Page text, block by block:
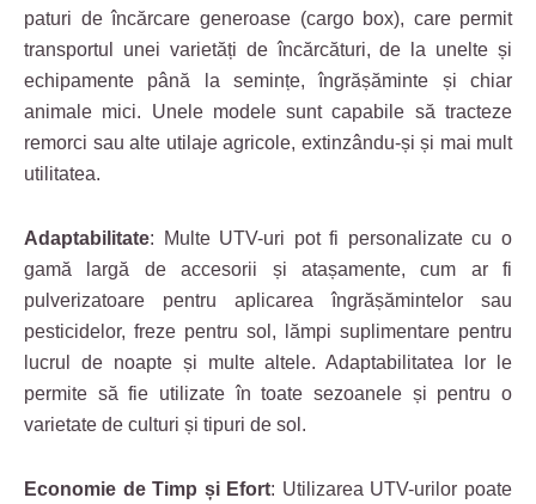
paturi de încărcare generoase (cargo box), care permit
transportul unei varietăți de încărcături, de la unelte și
echipamente până la semințe, îngrășăminte și chiar
animale mici. Unele modele sunt capabile să tracteze
remorci sau alte utilaje agricole, extinzându-și și mai mult
utilitatea.
Adaptabilitate: Multe UTV-uri pot fi personalizate cu o
gamă largă de accesorii și atașamente, cum ar fi
pulverizatoare pentru aplicarea îngrășămintelor sau
pesticidelor, freze pentru sol, lămpi suplimentare pentru
lucrul de noapte și multe altele. Adaptabilitatea lor le
permite să fie utilizate în toate sezoanele și pentru o
varietate de culturi și tipuri de sol.
Economie de Timp și Efort: Utilizarea UTV-urilor poate